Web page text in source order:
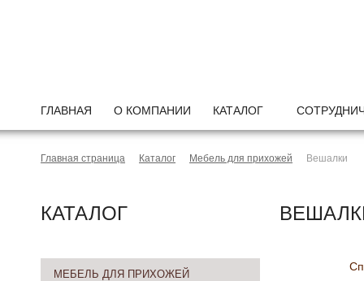
ГЛАВНАЯ О КОМПАНИИ КАТАЛОГ
Главная страница Каталог Мебель для прихожей Вешалки
КАТАЛОГ
МЕБЕЛЬ ДЛЯ ПРИХОЖЕЙ